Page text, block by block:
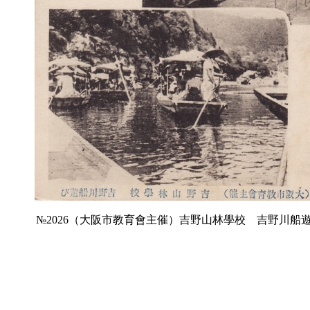
№2026（大阪市教育會主催）吉野山林學校 吉野川船